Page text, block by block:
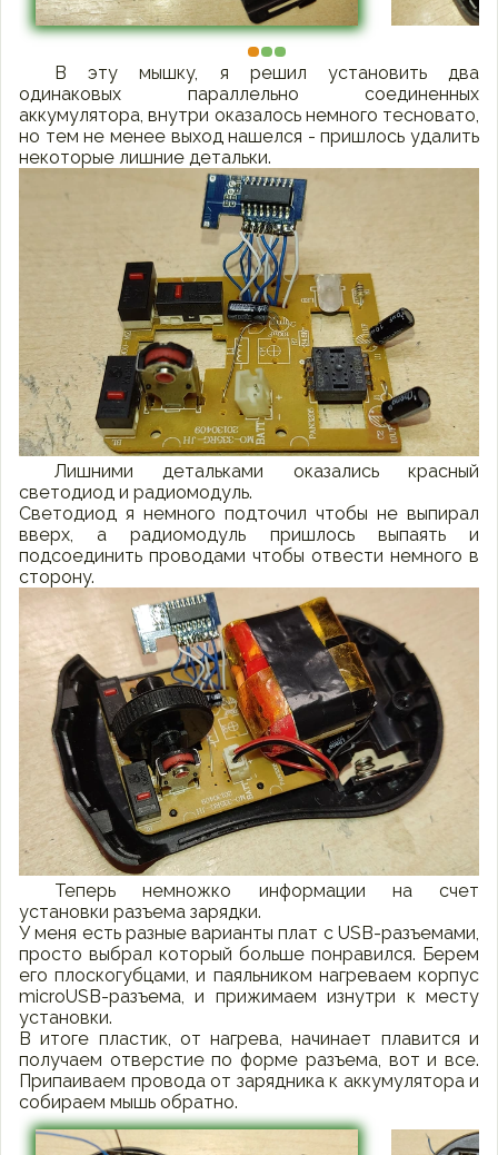
В эту мышку, я решил установить два
одинаковых параллельно соединенных
аккумулятора, внутри оказалось немного тесновато,
но тем не менее выход нашелся - пришлось удалить
некоторые лишние детальки.
Лишними детальками оказались красный
светодиод и радиомодуль.
Светодиод я немного подточил чтобы не выпирал
вверх, а радиомодуль пришлось выпаять и
подсоединить проводами чтобы отвести немного в
сторону.
Теперь немножко информации на счет
установки разъема зарядки.
У меня есть разные варианты плат с USB-разъемами,
просто выбрал который больше понравился. Берем
его плоскогубцами, и паяльником нагреваем корпус
microUSB-разъема, и прижимаем изнутри к месту
установки.
В итоге пластик, от нагрева, начинает плавится и
получаем отверстие по форме разъема, вот и все.
Припаиваем провода от зарядника к аккумулятора и
собираем мышь обратно.